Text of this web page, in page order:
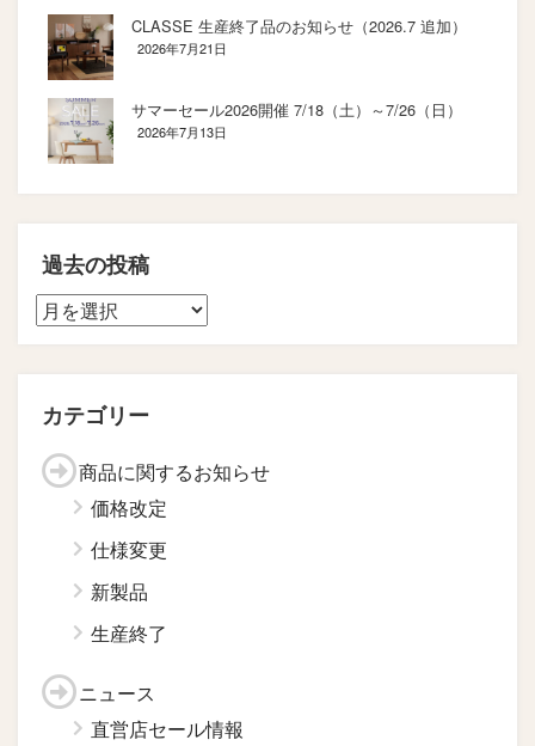
CLASSE 生産終了品のお知らせ（2026.7 追加）
2026年7月21日
サマーセール2026開催 7/18（土）～7/26（日）
2026年7月13日
過去の投稿
カテゴリー
商品に関するお知らせ
価格改定
仕様変更
新製品
生産終了
ニュース
直営店セール情報